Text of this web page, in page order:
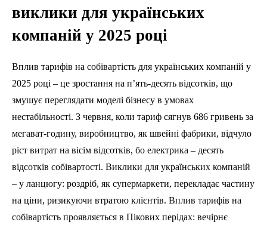
виклики для українських
компаній у 2025 році
Вплив тарифів на собівартість для українських компаній у
2025 році – це зростання на п’ять-десять відсотків, що
змушує переглядати моделі бізнесу в умовах
нестабільності. З червня, коли тариф сягнув 686 гривень за
мегават-годину, виробництво, як швейні фабрики, відчуло
ріст витрат на вісім відсотків, бо електрика – десять
відсотків собівартості. Виклики для українських компаній
– у ланцюгу: роздріб, як супермаркети, перекладає частину
на ціни, ризикуючи втратою клієнтів. Вплив тарифів на
собівартість проявляється в Пікових перідах: вечірнє